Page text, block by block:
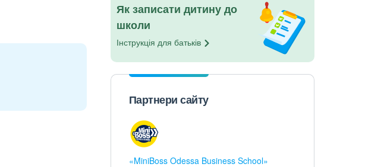
Як записати дитину до
школи
Інструкція для батьків
Партнери сайту
«MiniBoss Odessa Business School»